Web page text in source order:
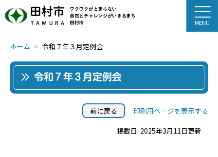
田村市
TAMURA
ワクワクがとまらない
自然とチャレンジがいきるまち
田村市
ホーム 令和７年３月定例会
令和７年３月定例会
前に戻る 印刷用ページを表示する
掲載日: 2025年3月11日更新